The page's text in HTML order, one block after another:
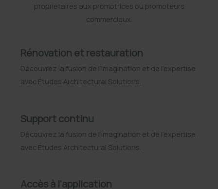
propriétaires aux promotrices ou promoteurs
commerciaux.
Rénovation et restauration
Découvrez la fusion de l’imagination et de l’expertise
avec Études Architectural Solutions.
Support continu
Découvrez la fusion de l’imagination et de l’expertise
avec Études Architectural Solutions.
Accès à l‘application